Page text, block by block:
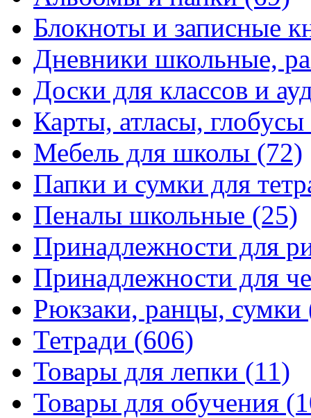
Блокноты и записные
Дневники школьные,
Доски для классов и
Карты, атласы, глобусы
Мебель для школы (72)
Папки и сумки для
Пеналы школьные (25)
Принадлежности для
Принадлежности для
Рюкзаки, ранцы, сумки
Тетради (606)
Товары для лепки (11)
Товары для обучения